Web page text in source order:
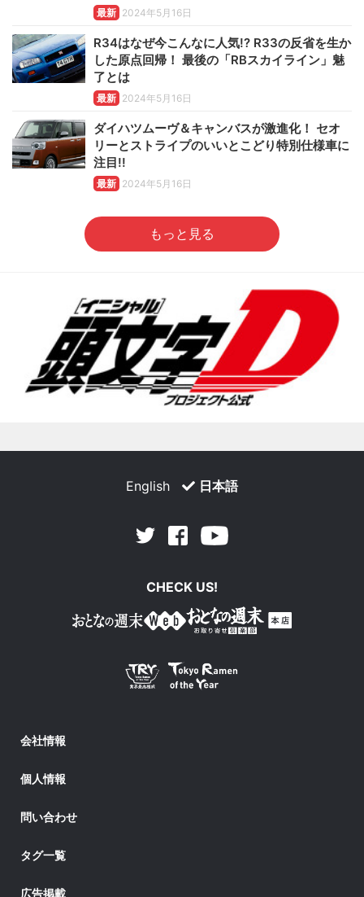
最新 2024年5月16日
R34はなぜ今こんなに人気!? R33の反省を生か
した原点回帰！ 最後の「RBスカイライン」魅
了とは
最新 2024年5月16日
ダイハツムーヴ＆キャンバスが激進化！ セオ
リーとストライプのいいとこどり特別仕様車に
注目!!
最新 2024年5月16日
もっと見る
English 日本語
Twitter Facebook
CHECK US!
会社情報
個人情報
問い合わせ
タグ一覧
広告掲載